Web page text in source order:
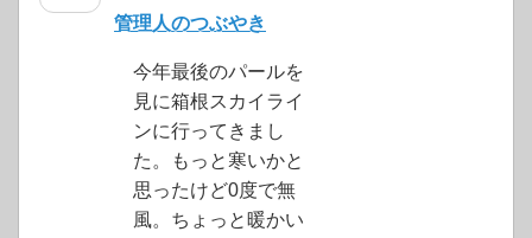
管理人のつぶやき
今年最後のパールを
見に箱根スカイライ
ンに行ってきまし
た。もっと寒いかと
思ったけど0度で無
風。ちょっと暖かい